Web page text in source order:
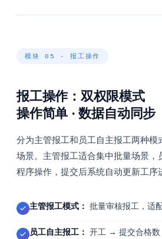
模块 05 · 报工操作
报工操作：双权限模式
操作简单 · 数据自动同步
分为主管报工和员工自主报工两种模
场景。主管报工适合集中批量场景，
程序操作，提交后系统自动更新工序
主管报工模式： 批量审核报工，适
员工自主报工： 开工 → 提交合格数